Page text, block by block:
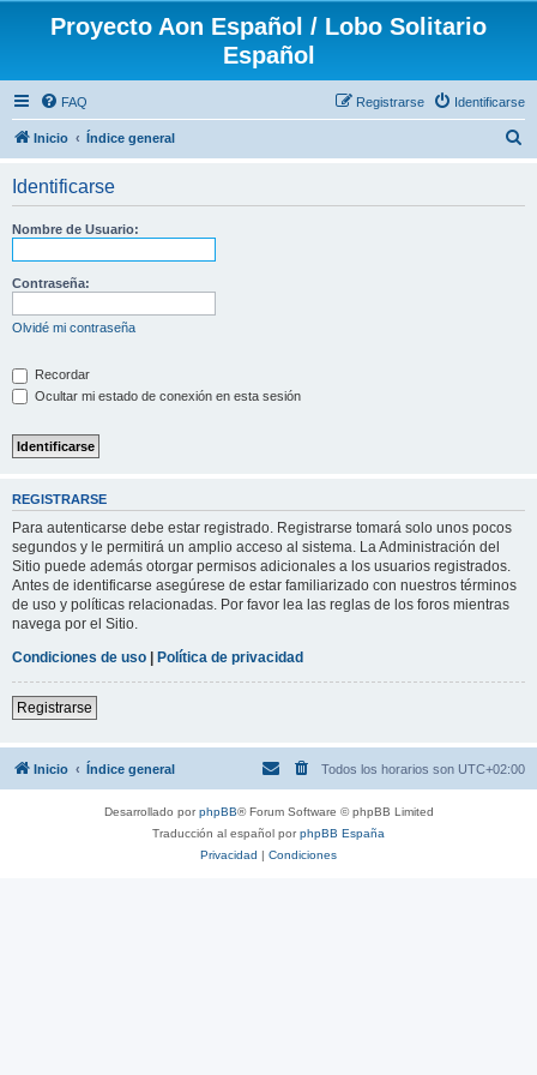
Proyecto Aon Español / Lobo Solitario
Español
FAQ Identificarse
Registrarse
Inicio Índice general
Identificarse
Nombre de Usuario:
Contraseña:
Olvidé mi contraseña
Recordar
Ocultar mi estado de conexión en esta sesión
REGISTRARSE
Para autenticarse debe estar registrado. Registrarse tomará solo unos pocos
segundos y le permitirá un amplio acceso al sistema. La Administración del
Sitio puede además otorgar permisos adicionales a los usuarios registrados.
Antes de identificarse asegúrese de estar familiarizado con nuestros términos
de uso y políticas relacionadas. Por favor lea las reglas de los foros mientras
navega por el Sitio.
Condiciones de uso | Política de privacidad
Registrarse
Inicio Índice general Todos los horarios son UTC+02:00
Desarrollado porphpBB® Forum Software © phpBB Limited
Traducción al español porphpBB España
Privacidad | Condiciones